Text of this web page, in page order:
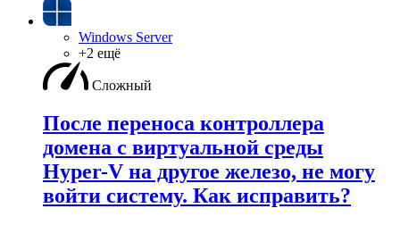
Windows Server
+2 ещё
Сложный
После переноса контроллера
домена с виртуальной среды
Hyper-V на другое железо, не могу
войти систему. Как исправить?